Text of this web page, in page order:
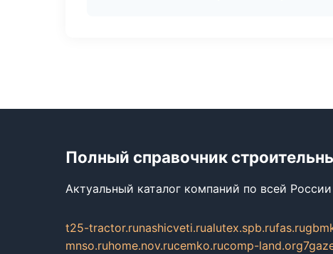
Полный справочник
Актуальный каталог компаний по всей России
t25-tractor.runashicveti.rualutex.spb.rufas.ru
mnso.ruhome.nov.rucemko.rucomp-land.org